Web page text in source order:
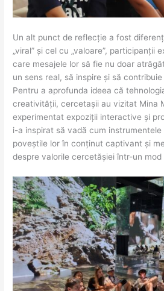
Un alt punct de reflecție a fost
„viral” și cel cu „valoare”, participanții
care mesajele lor să fie nu doar
un sens real, să inspire și să
Pentru a aprofunda ideea că
creativității, cercetașii au vizitat Mina
experimentat expoziții interactive și
i-a inspirat să vadă cum
poveștile lor în conținut captivant și
despre valorile cercetășiei într-un mod